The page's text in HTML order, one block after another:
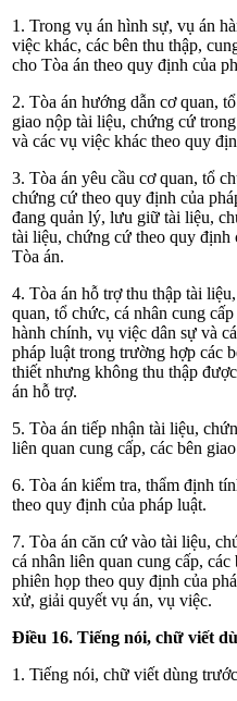
1. Trong vụ án hình sự, vụ án
việc khác, các bên thu thập,
cho Tòa án theo quy định của
2. Tòa án hướng dẫn cơ quan,
giao nộp tài liệu, chứng cứ
và các vụ việc khác theo quy
3. Tòa án yêu cầu cơ quan, tổ
chứng cứ theo quy định của
đang quản lý, lưu giữ tài liệu,
tài liệu, chứng cứ theo quy định
Tòa án.
4. Tòa án hỗ trợ thu thập tài
quan, tổ chức, cá nhân cung
hành chính, vụ việc dân sự và
pháp luật trong trường hợp các
thiết nhưng không thu thập
án hỗ trợ.
5. Tòa án tiếp nhận tài liệu,
liên quan cung cấp, các bên
6. Tòa án kiểm tra, thẩm định
theo quy định của pháp luật.
7. Tòa án căn cứ vào tài liệu,
cá nhân liên quan cung cấp,
phiên họp theo quy định của
xử, giải quyết vụ án, vụ việc.
Điều 16. Tiếng nói, chữ viết
1. Tiếng nói, chữ viết dùng